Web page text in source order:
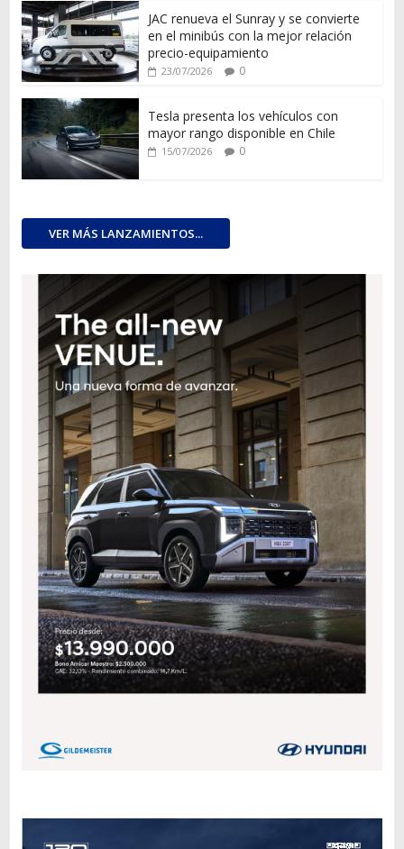
JAC renueva el Sunray y se convierte
en el minibús con la mejor relación
precio-equipamiento
23/07/2026 0
Tesla presenta los vehículos con
mayor rango disponible en Chile
15/07/2026 0
VER MÁS LANZAMIENTOS...